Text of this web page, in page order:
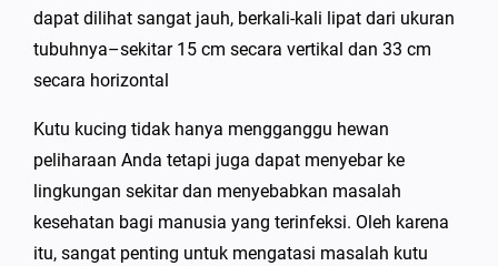
dapat dilihat sangat jauh, berkali-kali lipat dari ukuran
tubuhnya–sekitar 15 cm secara vertikal dan 33 cm
secara horizontal
Kutu kucing tidak hanya mengganggu hewan
peliharaan Anda tetapi juga dapat menyebar ke
lingkungan sekitar dan menyebabkan masalah
kesehatan bagi manusia yang terinfeksi. Oleh karena
itu, sangat penting untuk mengatasi masalah kutu